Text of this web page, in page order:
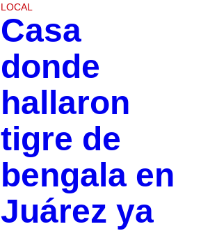
LOCAL
Casa
donde
hallaron
tigre de
bengala en
Juárez ya